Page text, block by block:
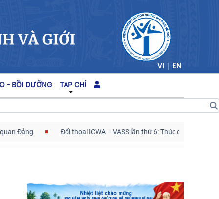
VI | EN
- BỒI DƯỠNG TẠP CHÍ
Đối thoại ICWA – VASS lần thứ 6: Thúc đẩy quan hệ Đối